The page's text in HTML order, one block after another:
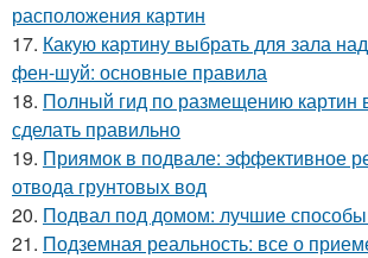
расположения картин
17. Какую картину выбрать для зала
фен-шуй: основные правила
18. Полный гид по размещению картин
сделать правильно
19. Приямок в подвале: эффективное
отвода грунтовых вод
20. Подвал под домом: лучшие
21. Подземная реальность: все о